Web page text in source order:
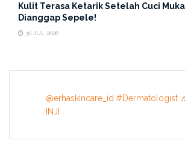
Kulit Terasa Ketarik Setelah Cuci
Dianggap Sepele!
30 JUL 2026
@erhaskincare_id #Dermatologist
INJI